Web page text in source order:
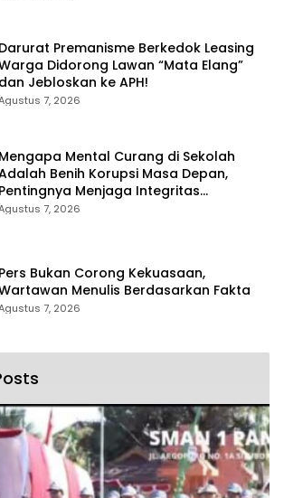
Darurat Premanisme Berkedok Leasing
Didorong Lawan “Mata Elang”
dan Jebloskan ke APH!
7, 2026
Mengapa Mental Curang di Sekolah
Benih Korupsi Masa Depan,
Pentingnya Menjaga Integritas
7, 2026
Pers Bukan Corong Kekuasaan,
Menulis Berdasarkan Fakta
7, 2026